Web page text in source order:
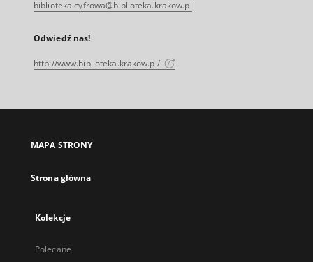
biblioteka.cyfrowa@biblioteka.krakow.pl
Odwiedź nas!
http://www.biblioteka.krakow.pl/
MAPA STRONY
Strona główna
Kolekcje
Polecane